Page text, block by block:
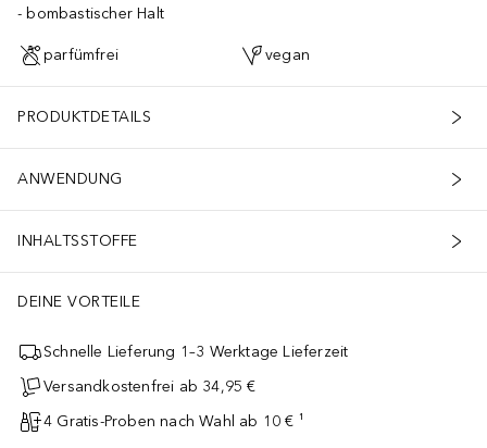
bombastischer Halt
parfümfrei vegan
PRODUKTDETAILS
ANWENDUNG
INHALTSSTOFFE
DEINE VORTEILE
Schnelle Lieferung 1–3 Werktage Lieferzeit
Versandkostenfrei ab 34,95 €
4 Gratis-Proben nach Wahl ab 10 € ¹